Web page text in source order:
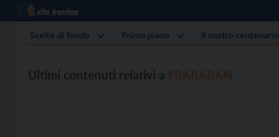
Scelte di fondo Primo piano Il nostro centenario
Ultimi contenuti relativi a